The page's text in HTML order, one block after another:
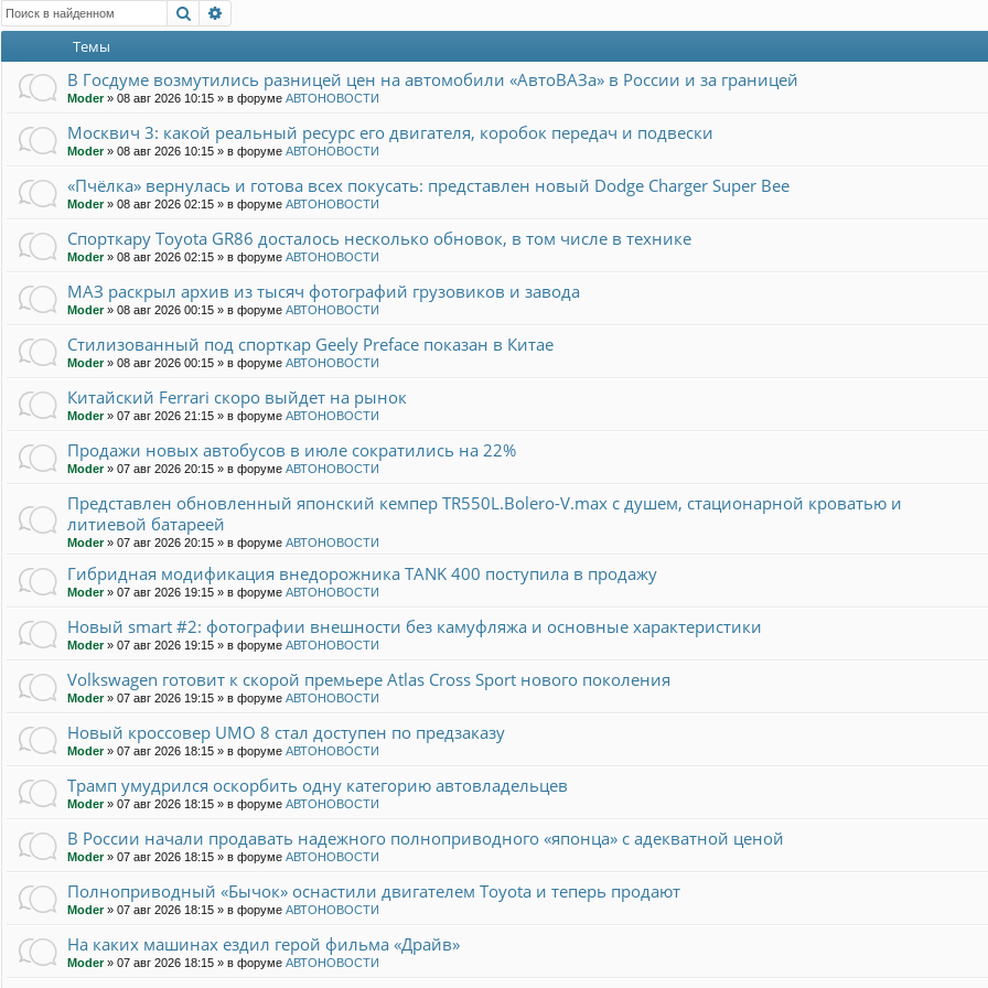
Поиск
Темы
В Госдуме возмутились разницей цен на автомобили «АвтоВАЗа» в России и за границей
Moder» 08 авг 2026 10:15 » в форуме АВТОНОВОСТИ
Москвич 3: какой реальный ресурс его двигателя, коробок передач и подвески
Moder» 08 авг 2026 10:15 » в форуме АВТОНОВОСТИ
«Пчёлка» вернулась и готова всех покусать: представлен новый Dodge Charger Super Bee
Moder» 08 авг 2026 02:15 » в форуме АВТОНОВОСТИ
Спорткару Toyota GR86 досталось несколько обновок, в том числе в технике
Moder» 08 авг 2026 02:15 » в форуме АВТОНОВОСТИ
МАЗ раскрыл архив из тысяч фотографий грузовиков и завода
Moder» 08 авг 2026 00:15 » в форуме АВТОНОВОСТИ
Стилизованный под спорткар Geely Preface показан в Китае
Moder» 08 авг 2026 00:15 » в форуме АВТОНОВОСТИ
Китайский Ferrari скоро выйдет на рынок
Moder» 07 авг 2026 21:15 » в форуме АВТОНОВОСТИ
Продажи новых автобусов в июле сократились на 22%
Moder» 07 авг 2026 20:15 » в форуме АВТОНОВОСТИ
Представлен обновленный японский кемпер TR550L.Bolero-V.max с душем, стационарной кроватью и
литиевой батареей
Moder» 07 авг 2026 20:15 » в форуме АВТОНОВОСТИ
Гибридная модификация внедорожника TANK 400 поступила в продажу
Moder» 07 авг 2026 19:15 » в форуме АВТОНОВОСТИ
Новый smart #2: фотографии внешности без камуфляжа и основные характеристики
Moder» 07 авг 2026 19:15 » в форуме АВТОНОВОСТИ
Volkswagen готовит к скорой премьере Atlas Cross Sport нового поколения
Moder» 07 авг 2026 19:15 » в форуме АВТОНОВОСТИ
Новый кроссовер UMO 8 стал доступен по предзаказу
Moder» 07 авг 2026 18:15 » в форуме АВТОНОВОСТИ
Трамп умудрился оскорбить одну категорию автовладельцев
Moder» 07 авг 2026 18:15 » в форуме АВТОНОВОСТИ
В России начали продавать надежного полноприводного «японца» с адекватной ценой
Moder» 07 авг 2026 18:15 » в форуме АВТОНОВОСТИ
Полноприводный «Бычок» оснастили двигателем Toyota и теперь продают
Moder» 07 авг 2026 18:15 » в форуме АВТОНОВОСТИ
На каких машинах ездил герой фильма «Драйв»
Moder» 07 авг 2026 18:15 » в форуме АВТОНОВОСТИ